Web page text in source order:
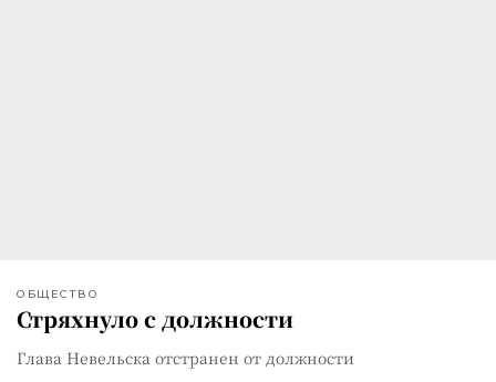
ОБЩЕСТВО
Стряхнуло с должности
Глава Невельска отстранен от должности